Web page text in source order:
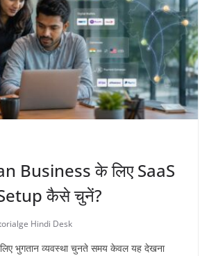
Business के लिए SaaS
कैसे चुनें?
Hindi Desk
भुगतान व्यवस्था चुनते समय केवल यह देखना